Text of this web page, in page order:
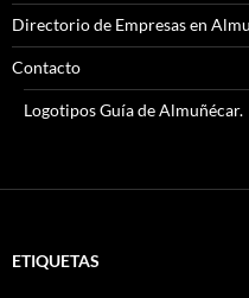
Directorio de Empresas en
Contacto
Logotipos Guía de Almuñécar.
ETIQUETAS